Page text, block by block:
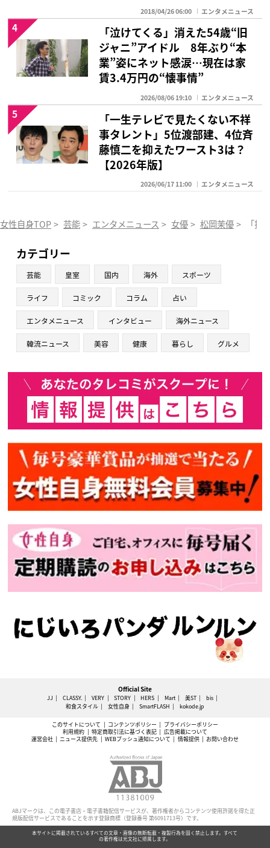
2018/04/26 06:00 エンタメニュース
「泣けてくる」消えた54歳“旧
ジャニ”アイドル 8年ぶり“本
業”姿にネット感涙…現在は家
賃3.4万円の“懐事情”
2026/08/06 19:10 エンタメニュース
4
「一生テレビで見たくない不祥
事タレント」5位渡部建、4位斉
藤慎二を抑えたワースト3は？
【2026年版】
2026/06/17 11:00 エンタメニュース
5
女性自身TOP > 芸能 > エンタメニュース > 女優 > 松岡茉優 > 「
カテゴリー
芸能 皇室 国内 海外 スポーツ
ライフ コミック コラム 占い
エンタメニュース インタビュー 海外ニュース
韓流ニュース 美容 健康 暮らし グルメ
Official Site
JJ CLASSY. VERY STORY HERS Mart 美ST
bis
和食スタイル
女性自身 SmartFLASH kokode.jp
このサイトについて コンテンツポリシー
プライバシーポリシー
利用規約
特定商取引法に基づく表記
広告掲載について
運営会社
ニュース提供先 WEBプッシュ通知について 情報提供 お問い合わせ
ABJマークは、この電子書店・電子書籍配信サービスが、著作権者からコンテンツ使用許諾を得た正
規版配信サービスであることを示す登録商標（登録番号 第6091713号）です。
本サイトに掲載されているすべての文章・画像の無断転載・複製行為を固く禁止します。すべて
の著作権は光文社に帰属します。